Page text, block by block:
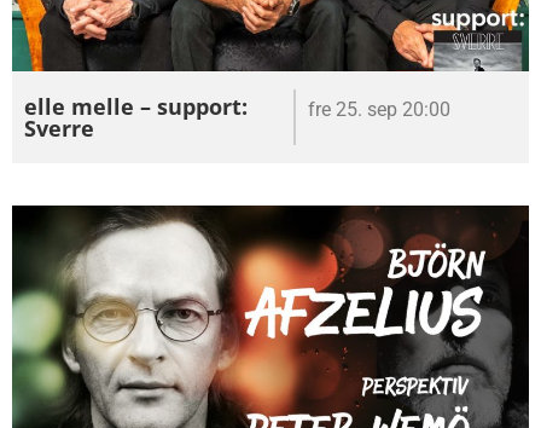
elle melle – support:
Sverre
fre 25. sep 20:00